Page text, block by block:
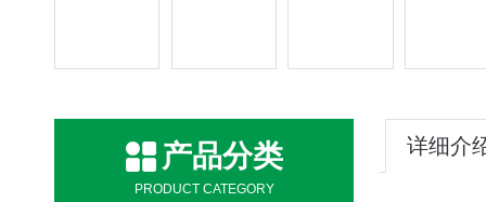
产品分类
PRODUCT CATEGORY
详细介